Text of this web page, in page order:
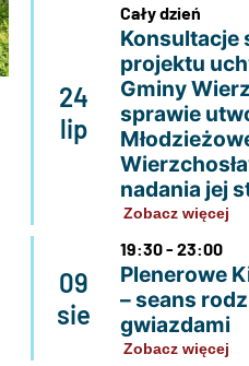
24
lip
Cały dzień
Konsultacje
projektu
Gminy
sprawie
nadania jej
Zobacz więcej
09
sie
19:30 - 23:00
Plenerowe
– seans
gwiazdami
Zobacz więcej